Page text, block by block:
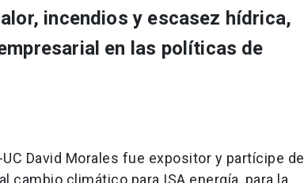
incendios y escasez hídrica,
en las políticas de
David Morales fue expositor y partícipe del
cambio climático para ISA energía, para la